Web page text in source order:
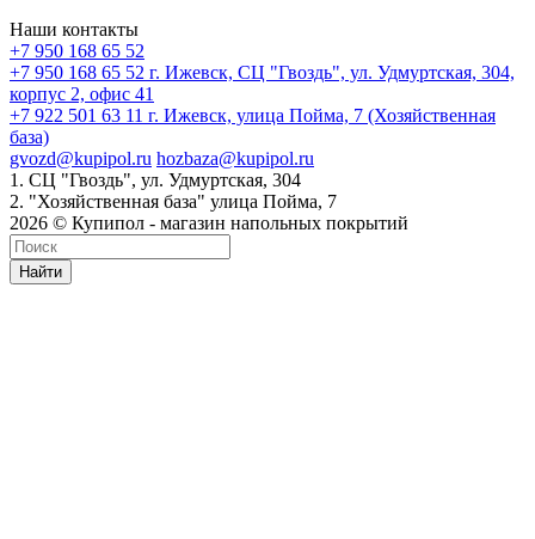
Наши контакты
+7 950 168 65 52
+7 950 168 65 52 г. Ижевск, СЦ "Гвоздь", ул. Удмуртская, 304,
корпус 2, офис 41
+7 922 501 63 11 г. Ижевск, улица Пойма, 7 (Хозяйственная
база)
gvozd@kupipol.ru hozbaza@kupipol.ru
1. СЦ "Гвоздь", ул. Удмуртская, 304
2. "Хозяйственная база" улица Пойма, 7
2026 © Купипол - магазин напольных покрытий
Найти